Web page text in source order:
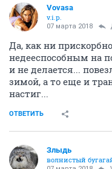
Vovasa
v.i.p.
07 марта 2018
Да, как ни
недееспособным на
и не делается...
зимой, а то еще и
настиг...
ОТВЕТИТЬ
Злыдь
волнистый